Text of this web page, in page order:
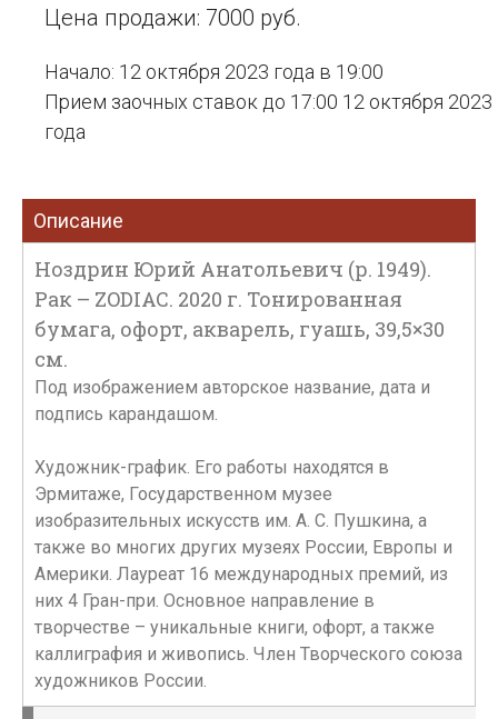
Цена продажи: 7000 руб.
Начало: 12 октября 2023 года в 19:00
Прием заочных ставок до 17:00 12 октября 2023
года
Описание
Ноздрин Юрий Анатольевич (р. 1949).
Рак – ZODIAC. 2020 г. Тонированная
бумага, офорт, акварель, гуашь, 39,5×30
см.
Под изображением авторское название, дата и
подпись карандашом.
Художник-график. Его работы находятся в
Эрмитаже, Государственном музее
изобразительных искусств им. А. С. Пушкина, а
также во многих других музеях России, Европы и
Америки. Лауреат 16 международных премий, из
них 4 Гран-при. Основное направление в
творчестве – уникальные книги, офорт, а также
каллиграфия и живопись. Член Творческого союза
художников России.